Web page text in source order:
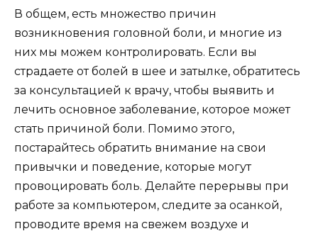
В общем, есть множество причин
возникновения головной боли, и многие из
них мы можем контролировать. Если вы
страдаете от болей в шее и затылке, обратитесь
за консультацией к врачу, чтобы выявить и
лечить основное заболевание, которое может
стать причиной боли. Помимо этого,
постарайтесь обратить внимание на свои
привычки и поведение, которые могут
провоцировать боль. Делайте перерывы при
работе за компьютером, следите за осанкой,
проводите время на свежем воздухе и